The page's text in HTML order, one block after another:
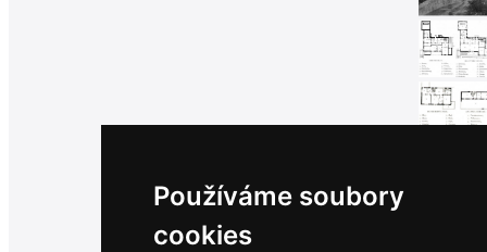
Používáme soubory
cookies